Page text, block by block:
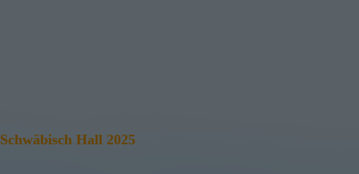
Schwäbisch Hall 2025